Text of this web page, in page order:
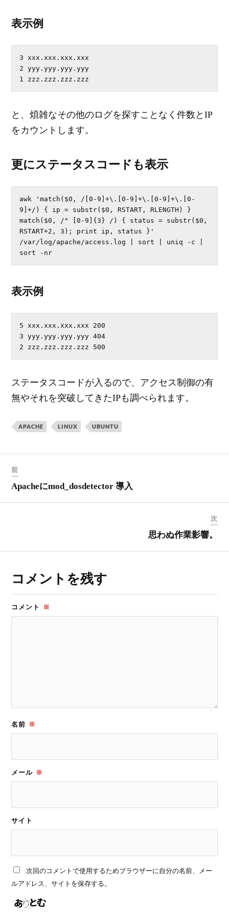
表示例
3 xxx.xxx.xxx.xxx
2 yyy.yyy.yyy.yyy
1 zzz.zzz.zzz.zzz
と、煩雑なその他のログを探すことなく件数とIP
をカウントします。
更にステータスコードも表示
awk 'match($0, /[0-9]+\.[0-9]+\.[0-9]+\.[0-
9]+/) { ip = substr($0, RSTART, RLENGTH) }
match($0, /" [0-9]{3} /) { status = substr($0,
RSTART+2, 3); print ip, status }'
/var/log/apache/access.log | sort | uniq -c |
sort -nr
表示例
5 xxx.xxx.xxx.xxx 200
3 yyy.yyy.yyy.yyy 404
2 zzz.zzz.zzz.zzz 500
ステータスコードが入るので、アクセス制御の有
無やそれを突破してきたIPも調べられます。
APACHE LINUX UBUNTU
前
Apacheにmod_dosdetector 導入
次
思わぬ作業影響。
コメントを残す
コメント ※
名前 ※
メール ※
サイト
次回のコメントで使用するためブラウザーに自分の名前、メー
ルアドレス、サイトを保存する。